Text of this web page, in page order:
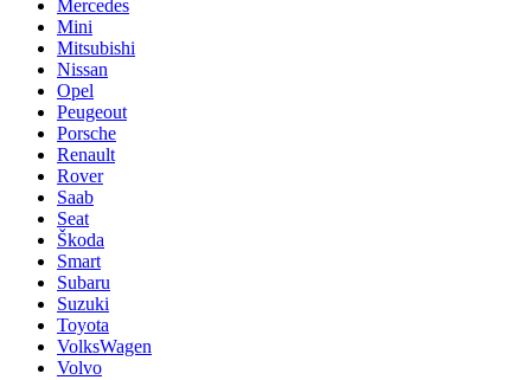
Mercedes
Mini
Mitsubishi
Nissan
Opel
Peugeout
Porsche
Renault
Rover
Saab
Seat
Škoda
Smart
Subaru
Suzuki
Toyota
VolksWagen
Volvo